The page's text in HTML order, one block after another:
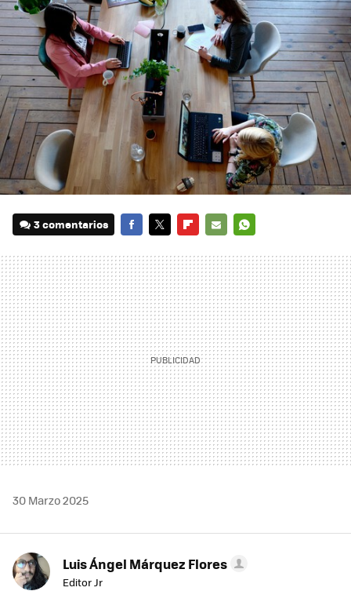
3 comentarios
MAIL
30 Marzo 2025
Luis Ángel Márquez Flores
Editor Jr